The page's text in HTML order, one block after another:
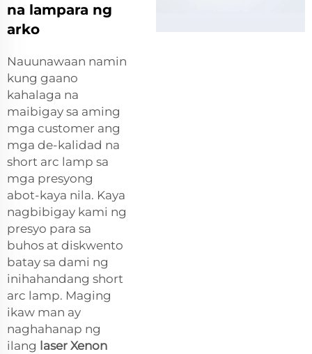
na lampara ng
arko
Nauunawaan namin
kung gaano
kahalaga na
maibigay sa aming
mga customer ang
mga de-kalidad na
short arc lamp sa
mga presyong
abot-kaya nila. Kaya
nagbibigay kami ng
presyo para sa
buhos at diskwento
batay sa dami ng
inihahandang short
arc lamp. Maging
ikaw man ay
naghahanap ng
ilang laser Xenon